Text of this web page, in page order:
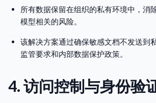
所有数据保留在组织的私有环境中，消
模型相关的风险。
该解决方案通过确保敏感文档不发送到
监管要求和内部数据保护政策。
4. 访问控制与身份验